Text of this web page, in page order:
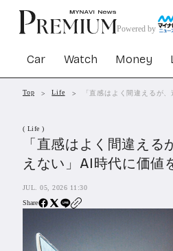
Powered by
Car Watch Money
Car Watch
住宅ローン
SBIネオトレー
Top Life 「直感はよく間違えるが
( Life )
「直感はよく間違える
えない」AI時代に価値
JUL. 05, 2026 11:30
Share